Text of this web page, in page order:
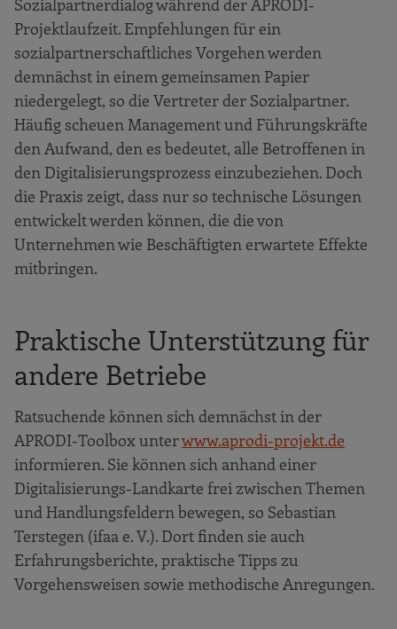
Sozialpartnerdialog während der APRODI-
Projektlaufzeit. Empfehlungen für ein
sozialpartnerschaftliches Vorgehen werden
demnächst in einem gemeinsamen Papier
niedergelegt, so die Vertreter der Sozialpartner.
Häufig scheuen Management und Führungskräfte
den Aufwand, den es bedeutet, alle Betroffenen in
den Digitalisierungsprozess einzubeziehen. Doch
die Praxis zeigt, dass nur so technische Lösungen
entwickelt werden können, die die von
Unternehmen wie Beschäftigten erwartete Effekte
mitbringen.
Praktische Unterstützung für
andere Betriebe
Ratsuchende können sich demnächst in der
APRODI-Toolbox unterwww.aprodi-projekt.de
informieren. Sie können sich anhand einer
Digitalisierungs-Landkarte frei zwischen Themen
und Handlungsfeldern bewegen, so Sebastian
Terstegen (ifaa e. V.). Dort finden sie auch
Erfahrungsberichte, praktische Tipps zu
Vorgehensweisen sowie methodische Anregungen.